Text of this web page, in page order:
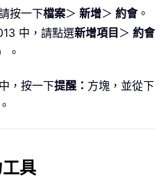
按一下檔案＞ 新增＞ 約會。
中，請點選新增項目 ＞ 約會
。
，按一下提醒： 方塊，並從下
具